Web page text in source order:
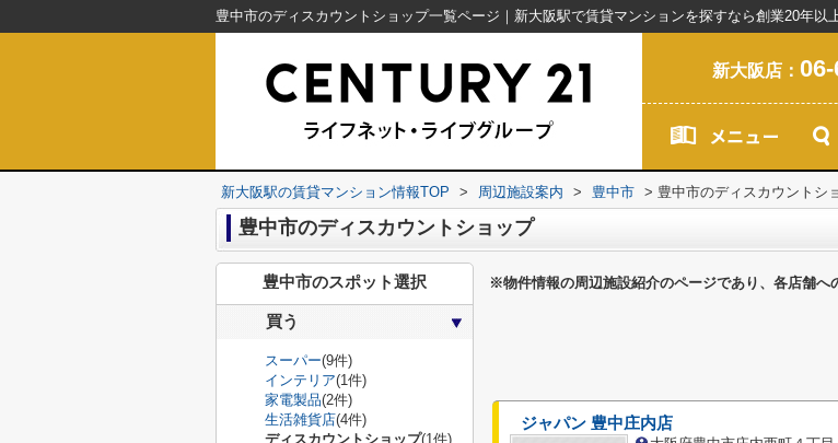
新大阪店：
新大阪駅の賃貸マンション情報TOP > 周辺施設案内 > 豊中市 > 豊中市のディスカウントシ
豊中市のディスカウントショップ
※物件情報の周辺施設紹介のページであり、各店舗へ
ジャパン 豊中庄内店
豊中市のスポット選択
買う
スーパー(9件)
インテリア(1件)
家電製品(2件)
生活雑貨店(4件)
ディスカウントショップ(1件)